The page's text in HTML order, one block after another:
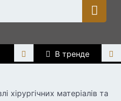
В тренде
хірургічних матеріалів та